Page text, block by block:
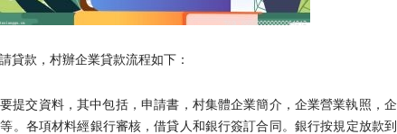
貸款，村辦企業貸款流程如下：
交資料，其中包括，申請書，村集體企業簡介，企業營業執照，企
。各項材料經銀行審核，借貸人和銀行簽訂合同。銀行按規定放款到